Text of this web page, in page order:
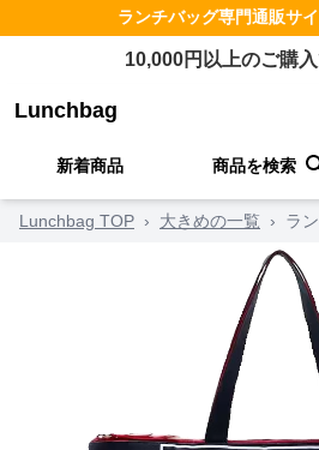
ランチバッグ専門通販サ
10,000円以上のご購
Lunchbag
新着商品 商品を検索
Lunchbag TOP › 大きめの一覧 › ラ